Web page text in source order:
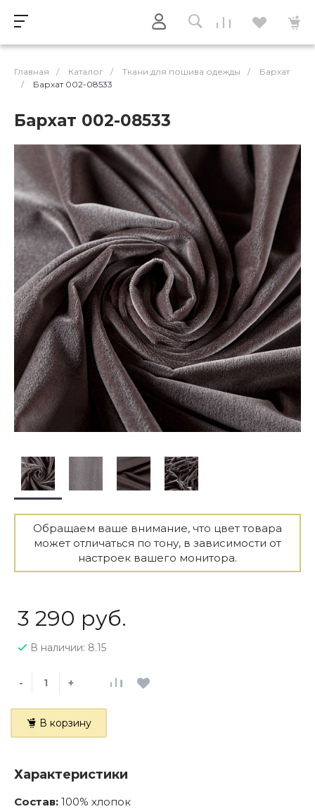
Главная / Каталог / Ткани для пошива одежды /
Бархат
/
Бархат 002-08533
Бархат 002-08533
Обращаем ваше внимание, что цвет товара
может отличаться по тону, в зависимости от
настроек вашего монитора.
3 290 руб.
В наличии: 8.15
- +
В корзину
Характеристики
Состав: 100% хлопок